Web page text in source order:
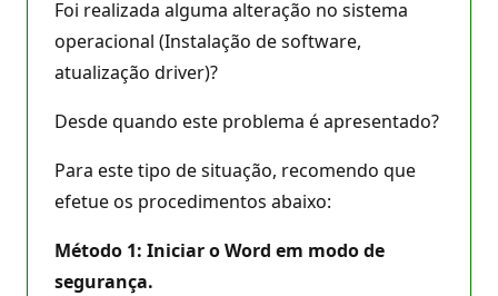
Foi realizada alguma alteração no sistema
operacional (Instalação de software,
atualização driver)?
Desde quando este problema é apresentado?
Para este tipo de situação, recomendo que
efetue os procedimentos abaixo:
Método 1: Iniciar o Word em modo de
segurança.